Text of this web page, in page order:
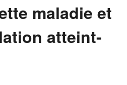
maladie et
atteint-